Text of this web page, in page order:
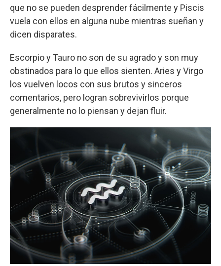
que no se pueden desprender fácilmente y Piscis
vuela con ellos en alguna nube mientras sueñan y
dicen disparates.
Escorpio y Tauro no son de su agrado y son muy
obstinados para lo que ellos sienten. Aries y Virgo
los vuelven locos con sus brutos y sinceros
comentarios, pero logran sobrevivirlos porque
generalmente no lo piensan y dejan fluir.